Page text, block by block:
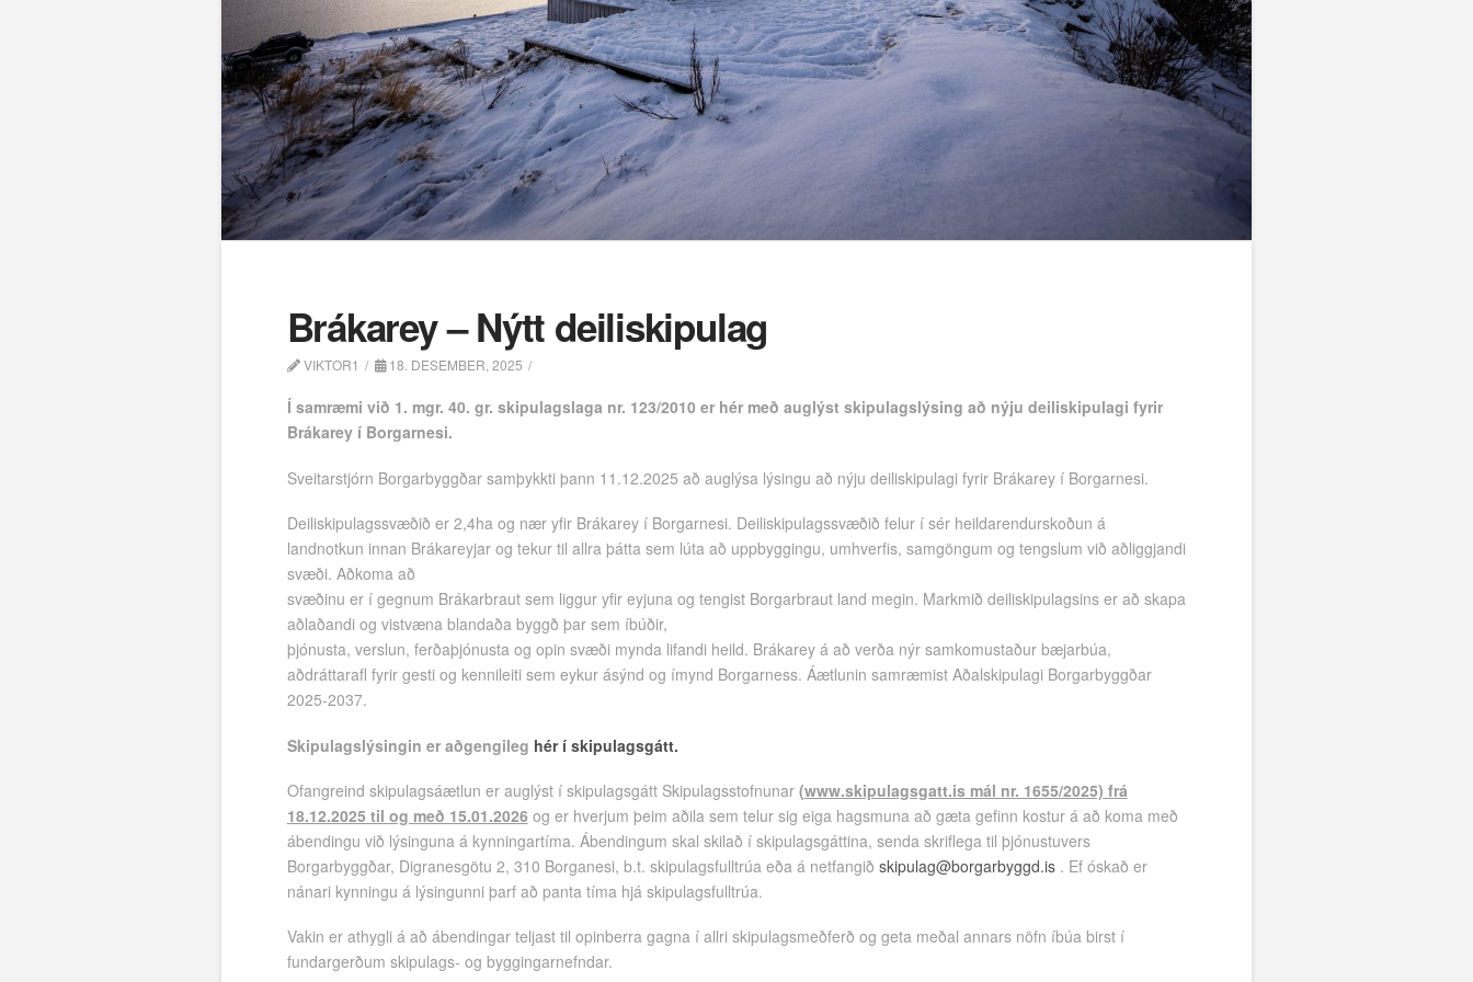
Brákarey – Nýtt deiliskipulag
VIKTOR1 18. DESEMBER, 2025
Í samræmi við 1. mgr. 40. gr. skipulagslaga nr. 123/2010 er hér með auglýst skipulagslýsing að nýju deiliskipulagi fyrir
Brákarey í Borgarnesi.
Sveitarstjórn Borgarbyggðar samþykkti þann 11.12.2025 að auglýsa lýsingu að nýju deiliskipulagi fyrir Brákarey í Borgarnesi.
Deiliskipulagssvæðið er 2,4ha og nær yfir Brákarey í Borgarnesi. Deiliskipulagssvæðið felur í sér heildarendurskoðun á
landnotkun innan Brákareyjar og tekur til allra þátta sem lúta að uppbyggingu, umhverfis, samgöngum og tengslum við aðliggjandi
svæði. Aðkoma að
svæðinu er í gegnum Brákarbraut sem liggur yfir eyjuna og tengist Borgarbraut land megin. Markmið deiliskipulagsins er að skapa
aðlaðandi og vistvæna blandaða byggð þar sem íbúðir,
þjónusta, verslun, ferðaþjónusta og opin svæði mynda lifandi heild. Brákarey á að verða nýr samkomustaður bæjarbúa,
aðdráttarafl fyrir gesti og kennileiti sem eykur ásýnd og ímynd Borgarness. Áætlunin samræmist Aðalskipulagi Borgarbyggðar
2025-2037.
Skipulagslýsingin er aðgengileg hér í skipulagsgátt.
Ofangreind skipulagsáætlun er auglýst í skipulagsgátt Skipulagsstofnunar (www.skipulagsgatt.is mál nr. 1655/2025) frá
18.12.2025 til og með 15.01.2026 og er hverjum þeim aðila sem telur sig eiga hagsmuna að gæta gefinn kostur á að koma með
ábendingu við lýsinguna á kynningartíma. Ábendingum skal skilað í skipulagsgáttina, senda skriflega til þjónustuvers
Borgarbyggðar, Digranesgötu 2, 310 Borganesi, b.t. skipulagsfulltrúa eða á netfangið skipulag@borgarbyggd.is. Ef óskað er
nánari kynningu á lýsingunni þarf að panta tíma hjá skipulagsfulltrúa.
Vakin er athygli á að ábendingar teljast til opinberra gagna í allri skipulagsmeðferð og geta meðal annars nöfn íbúa birst í
fundargerðum skipulags- og byggingarnefndar.